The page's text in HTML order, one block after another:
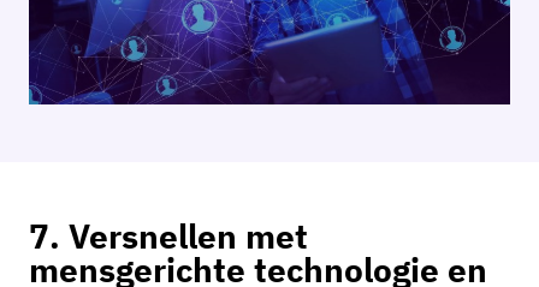
7. Versnellen met
mensgerichte technologie en